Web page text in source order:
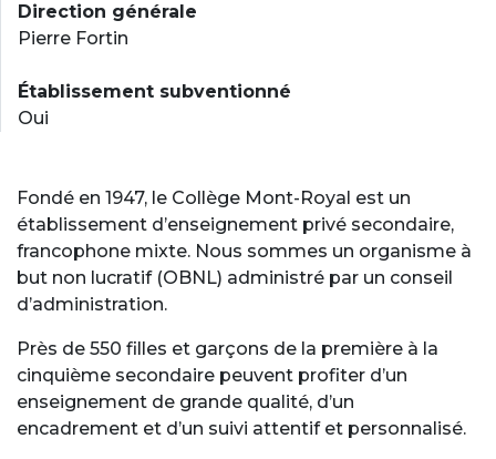
Direction générale
Pierre Fortin
Établissement subventionné
Oui
Fondé en 1947, le Collège Mont-Royal est un
établissement d’enseignement privé secondaire,
francophone mixte. Nous sommes un organisme à
but non lucratif (OBNL) administré par un conseil
d’administration.
Près de 550 filles et garçons de la première à la
cinquième secondaire peuvent profiter d’un
enseignement de grande qualité, d’un
encadrement et d’un suivi attentif et personnalisé.